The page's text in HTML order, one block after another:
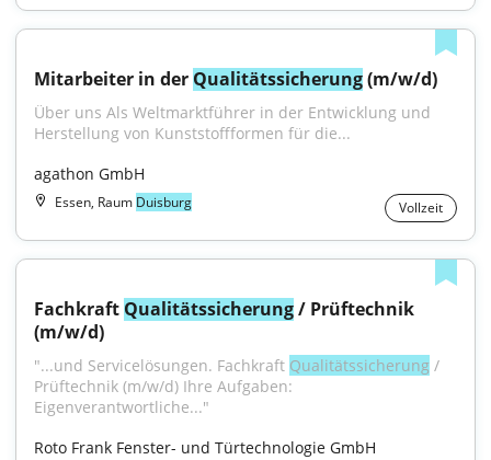
Mitarbeiter in der Qualitätssicherung (m/w/d)
Über uns Als Weltmarktführer in der Entwicklung und
Herstellung von Kunststoffformen für die...
agathon GmbH
Essen, Raum Duisburg Vollzeit
Fachkraft Qualitätssicherung / Prüftechnik
(m/w/d)
"...und Servicelösungen. Fachkraft Qualitätssicherung /
Prüftechnik (m/w/d) Ihre Aufgaben:
Eigenverantwortliche..."
Roto Frank Fenster- und Türtechnologie GmbH